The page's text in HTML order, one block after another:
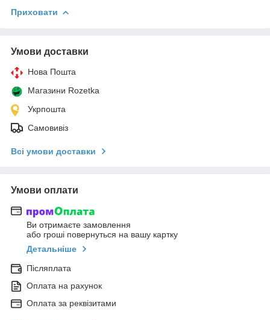
Приховати
Умови доставки
Нова Пошта
Магазини Rozetka
Укрпошта
Самовивіз
Всі умови доставки
Умови оплати
Ви отримаєте замовлення
або гроші повернуться на вашу картку
Детальніше
Післяплата
Оплата на рахунок
Оплата за реквізитами